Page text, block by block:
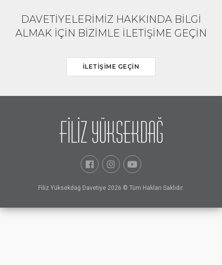
DAVETİYELERİMİZ HAKKINDA BİLGİ
ALMAK İÇİN BİZİMLE İLETİŞİME GEÇİN
İLETİŞİME GEÇİN
Filiz Yüksekdağ Davetiye 2026 © Tüm Hakları Saklıdır.